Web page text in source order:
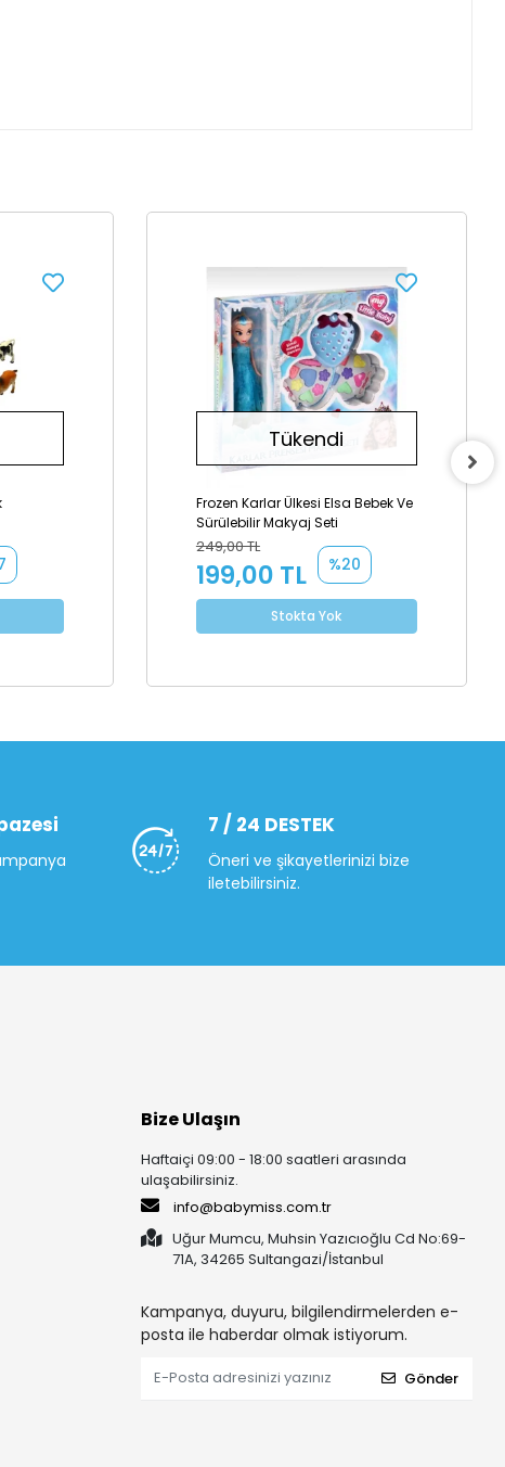
Tükendi
Frozen Karlar Ülkesi Elsa Bebek Ve
Sürülebilir Makyaj Seti
249,00 TL
199,00 TL %20
Stokta Yok
7 / 24 DESTEK
Öneri ve şikayetlerinizi bize
iletebilirsiniz.
Bize Ulaşın
Haftaiçi 09:00 - 18:00 saatleri arasında
ulaşabilirsiniz.
info@babymiss.com.tr
Uğur Mumcu, Muhsin Yazıcıoğlu Cd No:69-
71A, 34265 Sultangazi/İstanbul
Kampanya, duyuru, bilgilendirmelerden e-
posta ile haberdar olmak istiyorum.
Gönder